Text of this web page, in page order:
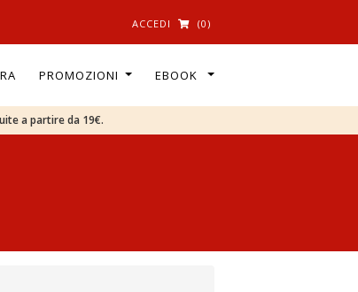
ACCEDI (0)
PROMOZIONI EBOOK
a partire da 19€.